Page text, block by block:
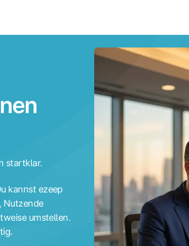
startklar.
kannst ezeep
Nutzende
umstellen.